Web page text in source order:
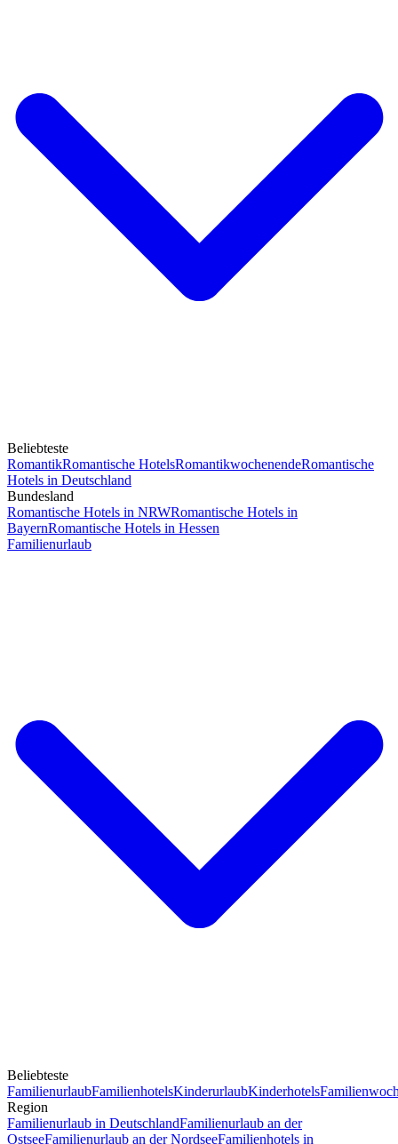
Beliebteste
RomantikRomantische HotelsRomantikwochenendeRomantische
Hotels in Deutschland
Bundesland
Romantische Hotels in NRWRomantische Hotels in
BayernRomantische Hotels in Hessen
Familienurlaub
Beliebteste
FamilienurlaubFamilienhotelsKinderurlaubKinderhotels
Region
Familienurlaub in DeutschlandFamilienurlaub an der
OstseeFamilienurlaub an der NordseeFamilienhotels in